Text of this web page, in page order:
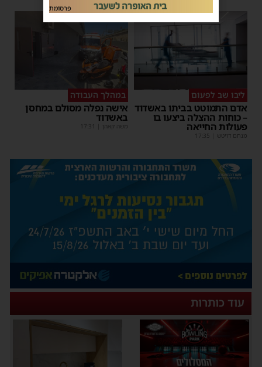
ליבו שב לפעום
אדם התמוטט בביתו באשדוד
– כוחות ההצלה ביצעו בו
פעולות החייאה
מנחם דויטש 17:35
במהלך העבודה
אישה נפלה מסולם במחסן
באשדוד
משה קאהן 17:31
עוד כותרות
פרסומת